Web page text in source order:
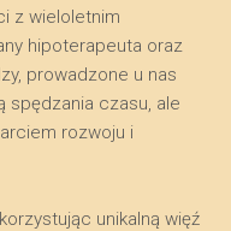
z wieloletnim
hipoterapeuta oraz
prowadzone u nas
spędzania czasu, ale
rozwoju i
unikalną więź